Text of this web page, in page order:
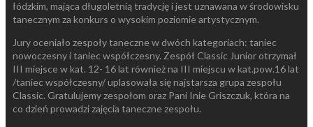
łódzkim, mająca długoletnią tradycję i jest uznawana w środowisku
tanecznym za konkurs o wysokim poziomie artystycznym.
Jury oceniało zespoły taneczne w dwóch kategoriach: taniec
nowoczesny i taniec współczesny. Zespół Classic Junior otrzymał
III miejsce w kat. 12- 16 lat również na III miejscu w kat.pow.16 lat
/taniec współczesny/ uplasowała się najstarsza grupa zespołu
Classic. Gratulujemy zespołom oraz Pani Inie Griszczuk, która na
co dzień prowadzi zajęcia taneczne zespołu.